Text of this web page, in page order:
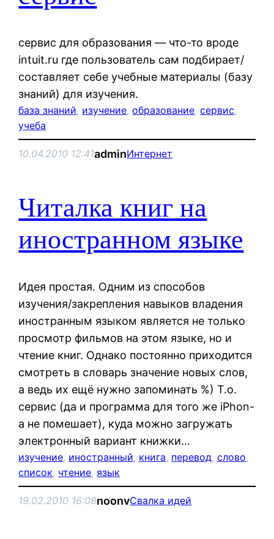
сервис для образования — что-то вроде
intuit.ru где пользователь сам подбирает/
составляет себе учебные материалы (базу
знаний) для изучения.
база знаний, изучение, образование, сервис
учеба
10.04.2010 12:41adminИнтернет
Читалка книг на
иностранном языке
Идея простая. Одним из способов
изучения/закрепления навыков владения
иностранным языком является не только
просмотр фильмов на этом языке, но и
чтение книг. Однако постоянно приходится
смотреть в словарь значение новых слов,
а ведь их ещё нужно запоминать %) Т.о.
сервис (да и программа для того же iPhon-
а не помешает), куда можно загружать
электронный вариант книжки…
изучение, иностранный, книга, перевод, слово
список, чтение, язык
19.02.2010 16:08noonvСвалка идей